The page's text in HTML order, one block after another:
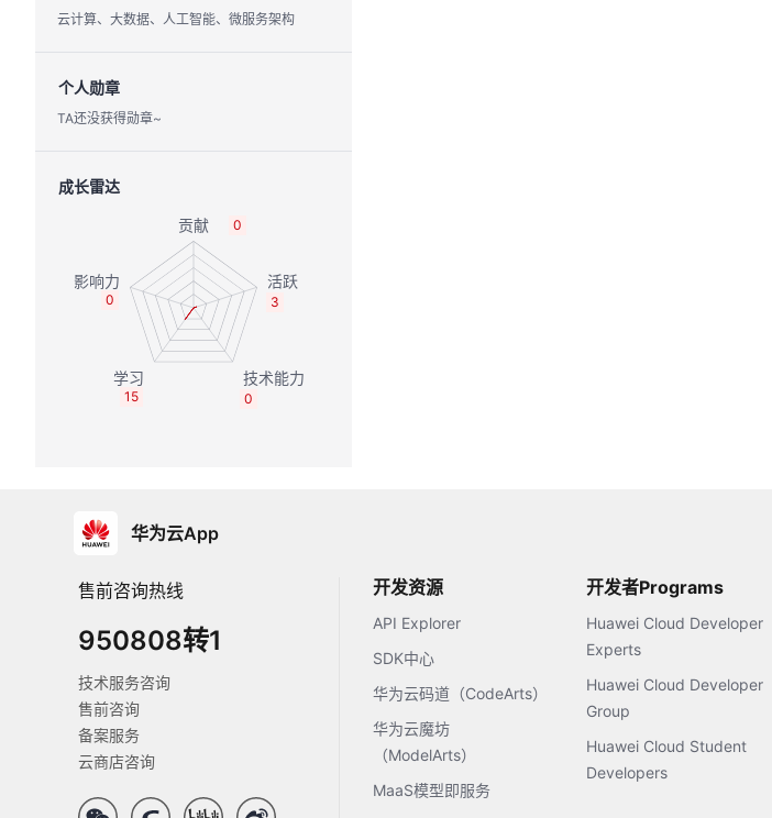
云计算、大数据、人工智能、微服务架构
个人勋章
TA还没获得勋章~
成长雷达
0
3
0
15
0
华为云App
售前咨询热线
950808转1
技术服务咨询
售前咨询
备案服务
云商店咨询
开发资源
API Explorer
SDK中心
华为云码道（CodeArts）
华为云魔坊
（ModelArts）
MaaS模型即服务
开发者Programs
Huawei Cloud Developer
Experts
Huawei Cloud Developer
Group
Huawei Cloud Student
Developers